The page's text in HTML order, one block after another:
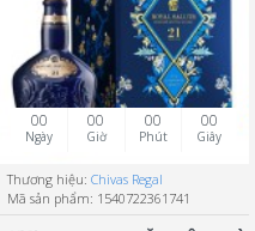
00
Ngày
00
Giờ
00
Phút
00
Giây
Thương hiệu: Chivas Regal
Mã sản phẩm: 1540722361741